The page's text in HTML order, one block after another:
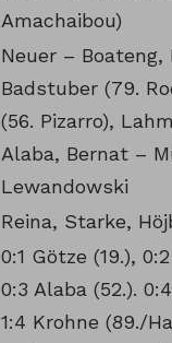
Amachaibou)
Neuer – Boateng,
Badstuber (79.
(56. Pizarro),
Alaba, Bernat –
Lewandowski
Reina, Starke,
0:1 Götze (19.),
0:3 Alaba (52.).
1:4 Krohne (89./